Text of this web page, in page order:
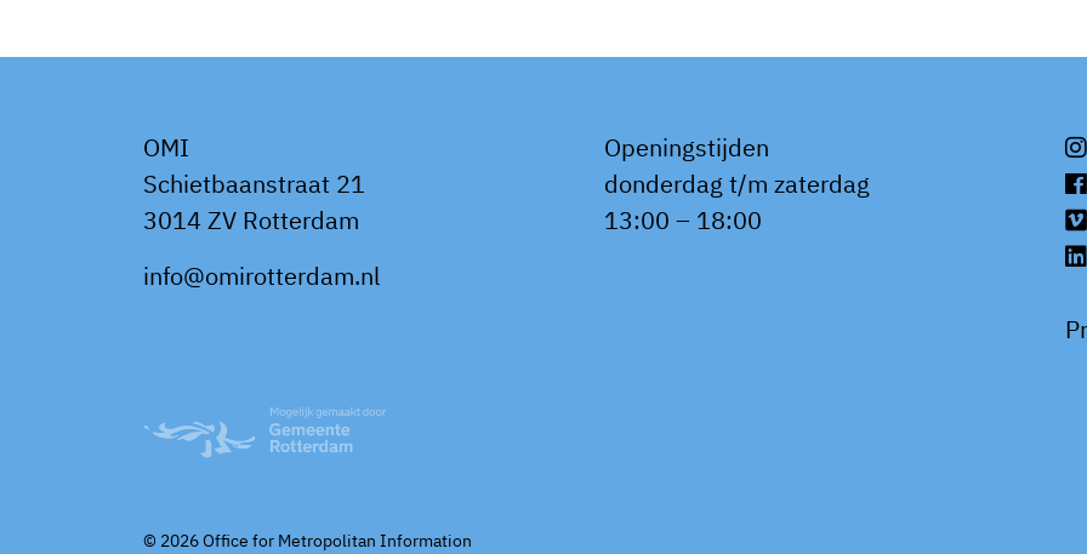
OMI
Schietbaanstraat 21
3014 ZV Rotterdam
info@omirotterdam.nl
Openingstijden
donderdag t/m zaterdag
13:00 – 18:00
© 2026 Office for Metropolitan Information